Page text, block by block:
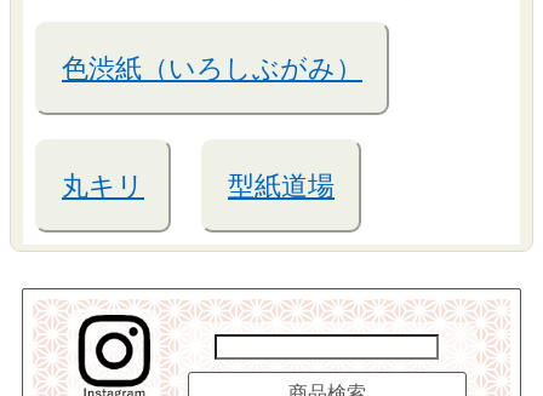
色渋紙（いろしぶがみ）
丸キリ 型紙道場